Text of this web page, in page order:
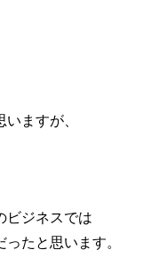
ますが、
ビジネスでは
ったと思います。